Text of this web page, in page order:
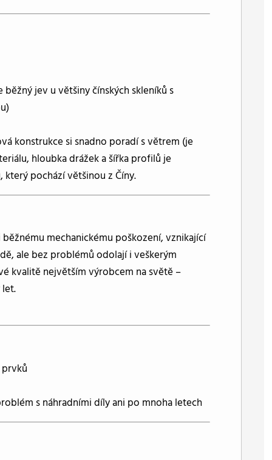
jev u většiny čínských skleníků s
konstrukce si snadno poradí s větrem (je
hloubka drážek a šířka profilů je
pochází většinou z Číny.
mechanickému poškození, vznikající
ale bez problémů odolají i veškerým
kvalitě největším výrobcem na světě –
s náhradními díly ani po mnoha letech